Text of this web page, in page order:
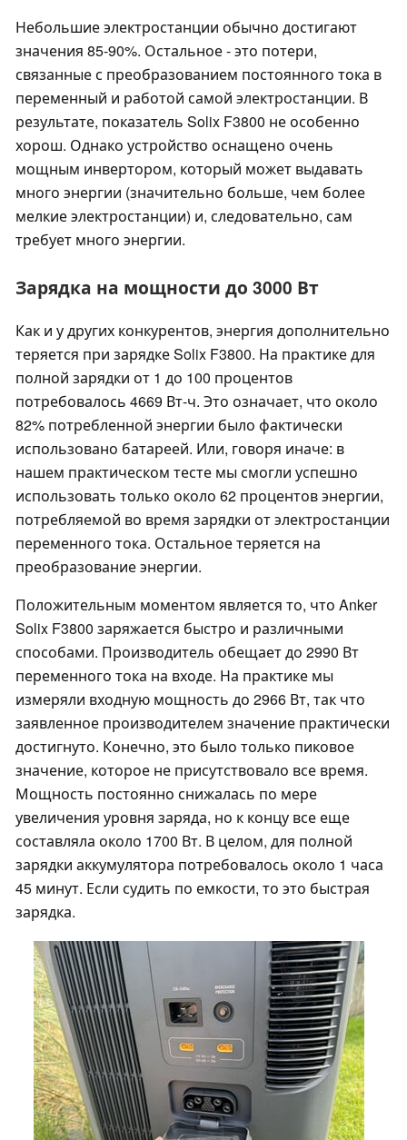
Небольшие электростанции обычно достигают
значения 85-90%. Остальное - это потери,
связанные с преобразованием постоянного тока в
переменный и работой самой электростанции. В
результате, показатель Solix F3800 не особенно
хорош. Однако устройство оснащено очень
мощным инвертором, который может выдавать
много энергии (значительно больше, чем более
мелкие электростанции) и, следовательно, сам
требует много энергии.
Зарядка на мощности до 3000 Вт
Как и у других конкурентов, энергия дополнительно
теряется при зарядке Solix F3800. На практике для
полной зарядки от 1 до 100 процентов
потребовалось 4669 Вт-ч. Это означает, что около
82% потребленной энергии было фактически
использовано батареей. Или, говоря иначе: в
нашем практическом тесте мы смогли успешно
использовать только около 62 процентов энергии,
потребляемой во время зарядки от электростанции
переменного тока. Остальное теряется на
преобразование энергии.
Положительным моментом является то, что Anker
Solix F3800 заряжается быстро и различными
способами. Производитель обещает до 2990 Вт
переменного тока на входе. На практике мы
измеряли входную мощность до 2966 Вт, так что
заявленное производителем значение практически
достигнуто. Конечно, это было только пиковое
значение, которое не присутствовало все время.
Мощность постоянно снижалась по мере
увеличения уровня заряда, но к концу все еще
составляла около 1700 Вт. В целом, для полной
зарядки аккумулятора потребовалось около 1 часа
45 минут. Если судить по емкости, то это быстрая
зарядка.